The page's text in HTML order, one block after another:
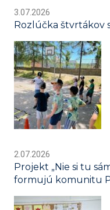
3.07.2026
Rozlúčka štvrtákov
2.07.2026
Projekt „Nie si tu
formujú komunitu